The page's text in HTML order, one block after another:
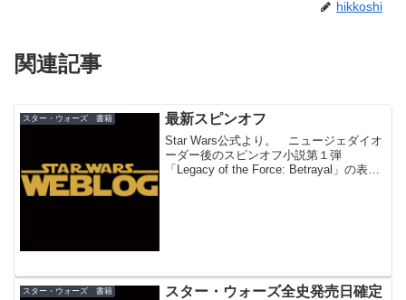
hikkoshi
関連記事
スター・ウォーズ 書籍 最新スピンオフ
Star Wars公式より。 ニュージェダイオ
ーダー後のスピンオフ小説第１弾
「Legacy of the Force: Betrayal」の表紙
スター・ウォーズ 書籍 スター・ウォーズ全史発売日確定